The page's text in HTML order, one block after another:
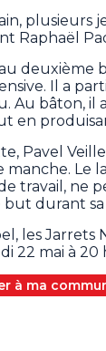
plusieurs
Raphaël
deuxième
Il a
Au bâton, il
en
Pavel
manche. Le
travail, ne
but durant
les Jarrets
22 mai à
à ma